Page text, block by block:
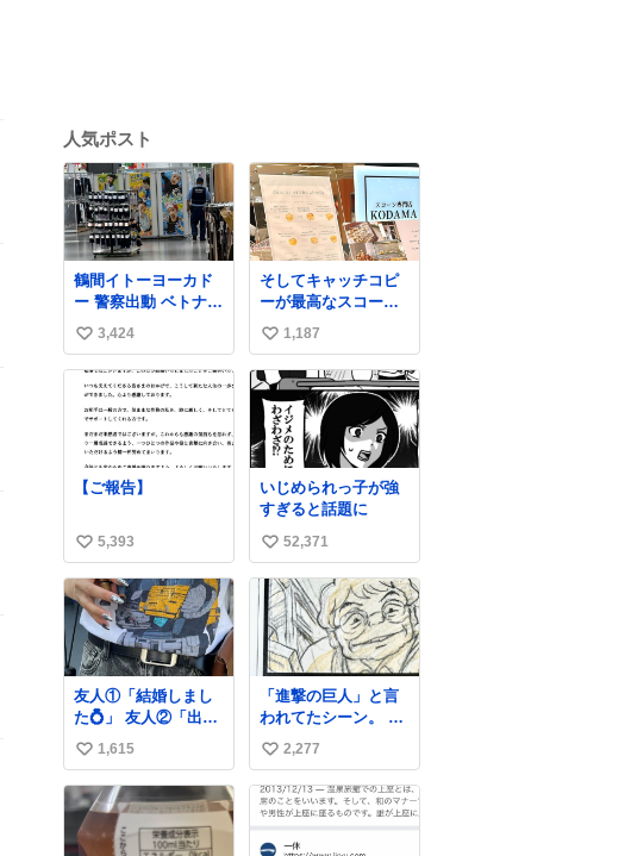
人気ポスト
鶴間イトーヨーカド
ー 警察出動 ベトナム
人の身分証チェック
を開店前に実施、店
内まで見張りにきて
ます。不法滞在者は
覚悟してお越しくだ
さい。
い
い
ね
数
3,424
そしてキャッチコピ
ーが最高なスコーン
屋さんを見つけてし
まったので思わず買
い込んでしまった。
スコーンなんてパッ
サパサなほどええで
すからね。
い
い
ね
数
1,187
【ご報告】
い
い
ね
数
5,393
いじめられっ子が強
すぎると話題に
い
い
ね
数
52,371
友人①「結婚しまし
た💍」 友人②「出産
しました👼🏻」 友人
③「マイホーム建て
ました🏡」 私「どハ
マりしたヴィズラ家
の末裔に心狂わされ
ました」
い
い
ね
数
1,615
「進撃の巨人」と言
われてたシーン。 当
時僕は知らなかった
のですが、今見ると
すごく「進撃の巨
人」ですね。。
い
い
ね
2,277